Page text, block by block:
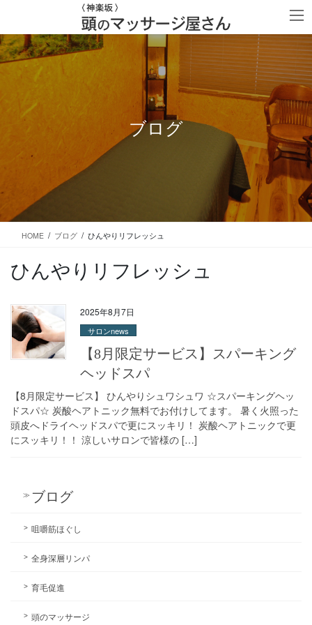
テ
ン
ツ
に
ゲ
ー
シ
ョ
ブログ
HOME ブログ ひんやりリフレッシュ
ひんやりリフレッシュ
2025年8月7日
サロンnews
【8月限定サービス】スパーキング
ヘッドスパ
【8月限定サービス】 ひんやりシュワシュワ ☆スパーキングヘッ
ドスパ☆ 炭酸ヘアトニック無料でお付けしてます。 暑く火照った
頭皮へドライヘッドスパで更にスッキリ！ 炭酸ヘアトニックで更
にスッキリ！！ 涼しいサロンで皆様の […]
ブログ
咀嚼筋ほぐし
全身深層リンパ
育毛促進
頭のマッサージ